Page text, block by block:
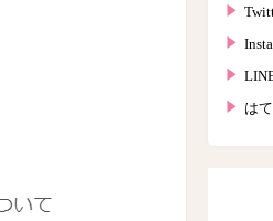
は